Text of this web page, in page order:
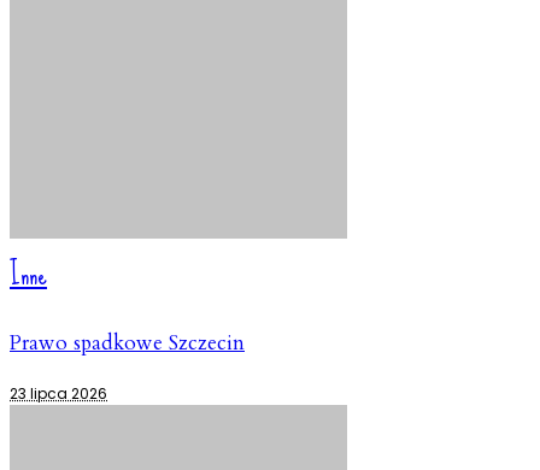
Inne
Prawo spadkowe Szczecin
23 lipca 2026